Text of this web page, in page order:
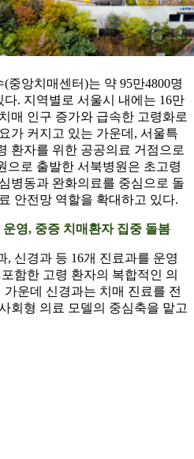
중앙치매센터)는 약 95만4800명
. 지역별로 서울시 내에는 16만
매 인구 증가와 급속한 고령화로
가 커지고 있는 가운데, 서울특
환자를 위한 공공의료 거점으로
으로 출발한 서북병원은 초고령
병동과 완화의료를 중심으로 돌
안전망 역할을 확대하고 있다.
운영, 중증 치매환자 집중 돌봄
, 신경과 등 16개 진료과를 운영
함한 고령 환자의 복합적인 의
운데 신경과는 치매 진료를 전
회형 의료 모델의 중심축을 맡고